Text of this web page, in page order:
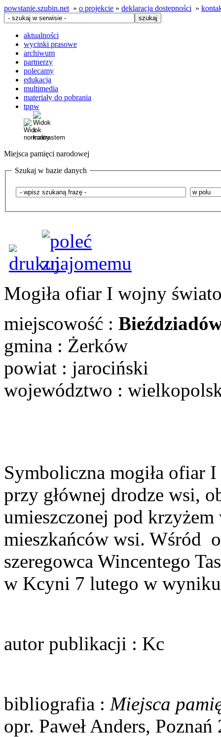
powstanie.szubin.net » o projekcie » deklaracja dostępności »
aktualności
wycinki prasowe
archiwum
partnerzy
polecamy
edukacja
multimedia
materiały do pobrania
tppw
Miejsca pamięci narodowej
Szukaj w bazie danych
Mogiła ofiar I wojny
miejscowość :
gmina : Żerków
powiat : jarociński
województwo :
Symboliczna mogiła ofiar
przy głównej drodze wsi,
umieszczonej pod
mieszkańców wsi. Wśród
szeregowca Wincentego
w Kcyni 7 lutego w
autor publikacji : Kc
bibliografia : Miejsca
opr. Paweł Anders, Poznań